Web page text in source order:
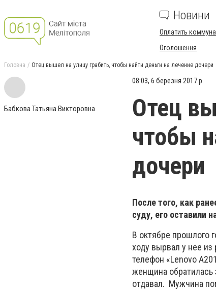
Новини
Оплатить
Оголошення
Головна Отец вышел на улицу грабить, чтобы найти деньги на лечение дочери
Бабкова Татьяна Викторовна
08:03, 6 березня 2017 р.
Отец
чтобы
дочери
После того, как
суду, его оставили
В октябре прошлого
ходу вырвал у нее
телефон «Lenovo
женщина
отдавал. Мужчина